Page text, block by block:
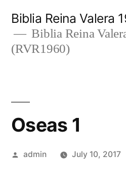
content
Biblia Reina Valera
Biblia Reina
(RVR1960)
Oseas 1
Posted
admin July 10, 2017